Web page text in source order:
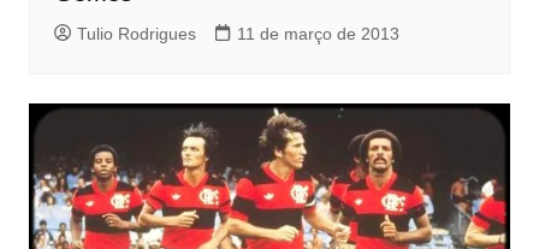
Tulio Rodrigues 11 de março de 2013